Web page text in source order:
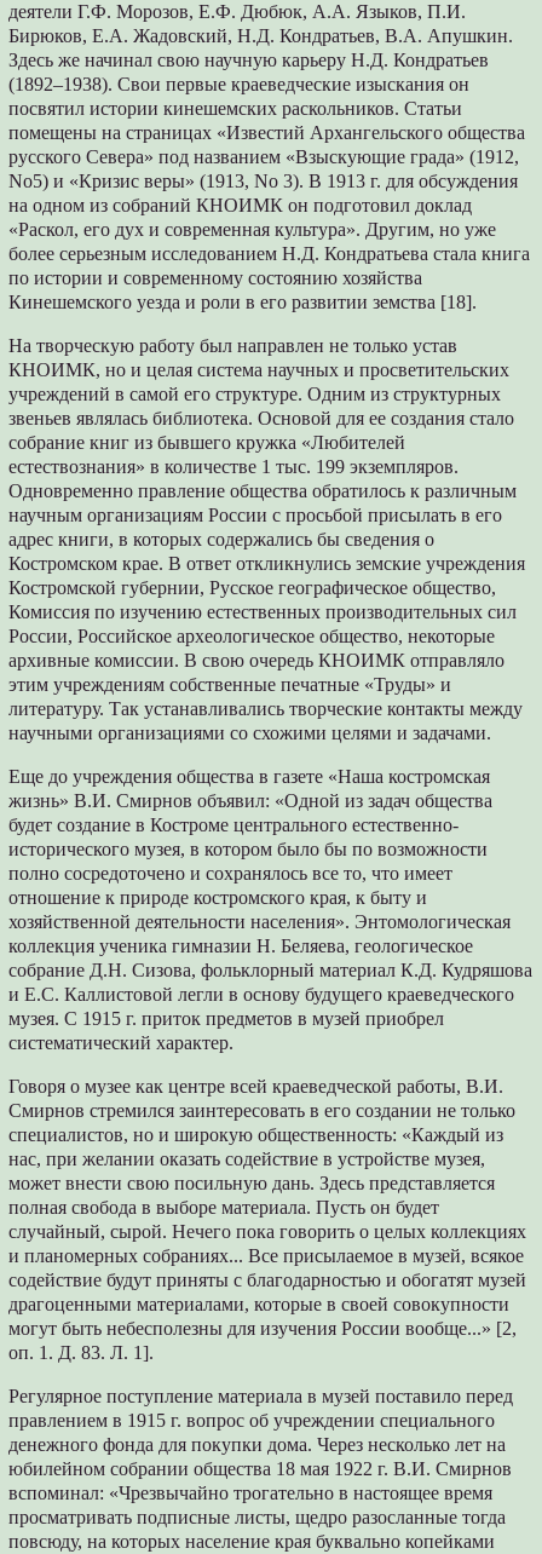
деятели Г.Ф. Морозов, Е.Ф. Дюбюк, А.А. Языков, П.И.
Бирюков, Е.А. Жадовский, Н.Д. Кондратьев, В.А. Апушкин.
Здесь же начинал свою научную карьеру Н.Д. Кондратьев
(1892–1938). Свои первые краеведческие изыскания он
посвятил истории кинешемских раскольников. Статьи
помещены на страницах «Известий Архангельского общества
русского Севера» под названием «Взыскующие града» (1912,
No5) и «Кризис веры» (1913, No 3). В 1913 г. для обсуждения
на одном из собраний КНОИМК он подготовил доклад
«Раскол, его дух и современная культура». Другим, но уже
более серьезным исследованием Н.Д. Кондратьева стала книга
по истории и современному состоянию хозяйства
Кинешемского уезда и роли в его развитии земства [18].
На творческую работу был направлен не только устав
КНОИМК, но и целая система научных и просветительских
учреждений в самой его структуре. Одним из структурных
звеньев являлась библиотека. Основой для ее создания стало
собрание книг из бывшего кружка «Любителей
естествознания» в количестве 1 тыс. 199 экземпляров.
Одновременно правление общества обратилось к различным
научным организациям России с просьбой присылать в его
адрес книги, в которых содержались бы сведения о
Костромском крае. В ответ откликнулись земские учреждения
Костромской губернии, Русское географическое общество,
Комиссия по изучению естественных производительных сил
России, Российское археологическое общество, некоторые
архивные комиссии. В свою очередь КНОИМК отправляло
этим учреждениям собственные печатные «Труды» и
литературу. Так устанавливались творческие контакты между
научными организациями со схожими целями и задачами.
Еще до учреждения общества в газете «Наша костромская
жизнь» В.И. Смирнов объявил: «Одной из задач общества
будет создание в Костроме центрального естественно-
исторического музея, в котором было бы по возможности
полно сосредоточено и сохранялось все то, что имеет
отношение к природе костромского края, к быту и
хозяйственной деятельности населения». Энтомологическая
коллекция ученика гимназии Н. Беляева, геологическое
собрание Д.Н. Сизова, фольклорный материал К.Д. Кудряшова
и Е.С. Каллистовой легли в основу будущего краеведческого
музея. С 1915 г. приток предметов в музей приобрел
систематический характер.
Говоря о музее как центре всей краеведческой работы, В.И.
Смирнов стремился заинтересовать в его создании не только
специалистов, но и широкую общественность: «Каждый из
нас, при желании оказать содействие в устройстве музея,
может внести свою посильную дань. Здесь представляется
полная свобода в выборе материала. Пусть он будет
случайный, сырой. Нечего пока говорить о целых коллекциях
и планомерных собраниях... Все присылаемое в музей, всякое
содействие будут приняты с благодарностью и обогатят музей
драгоценными материалами, которые в своей совокупности
могут быть небесполезны для изучения России вообще...» [2,
оп. 1. Д. 83. Л. 1].
Регулярное поступление материала в музей поставило перед
правлением в 1915 г. вопрос об учреждении специального
денежного фонда для покупки дома. Через несколько лет на
юбилейном собрании общества 18 мая 1922 г. В.И. Смирнов
вспоминал: «Чрезвычайно трогательно в настоящее время
просматривать подписные листы, щедро разосланные тогда
повсюду, на которых население края буквально копейками